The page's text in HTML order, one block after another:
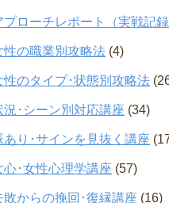
プローチレポート（実戦記録
性の職業別攻略法 (4)
性のタイプ･状態別攻略法
況･シーン別対応講座 (34)
あり･サインを見抜く講座
心･女性心理学講座 (57)
敗からの挽回･復縁講座 (16)